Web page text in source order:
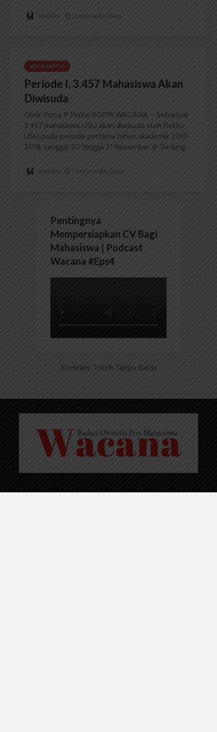
Redaksi 1 menit waktu baca
BERITA KAMPUS
Periode I, 3.457 Mahasiswa Akan
Diwisuda
Oleh: Putra P Purba BOPM WACANA – Sebanyak
3.457 mahasiswa USU akan diwisuda oleh Rektor
USU pada periode pertama tahun akademik 2017-
2018, tanggal 20 hingga 21 November di Gedung...
Redaksi 2 menit waktu baca
Pentingnya
Mempersiapkan CV Bagi
Mahasiswa | Podcast
Wacana #Eps4
Soekram: Tokoh Tanpa Batas